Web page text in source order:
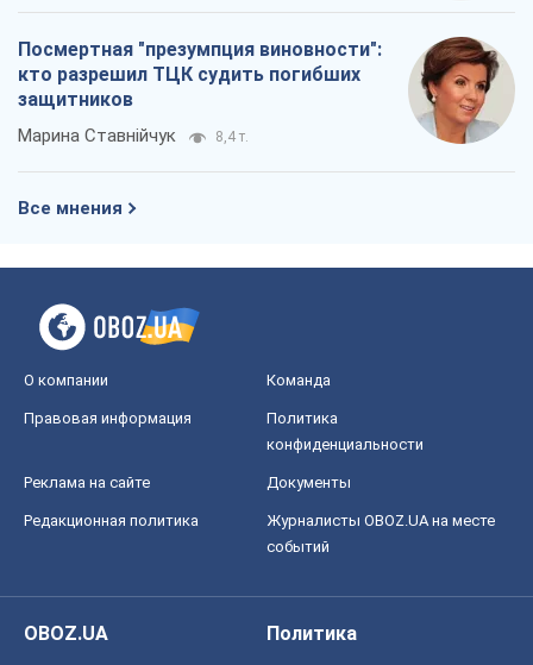
Посмертная "презумпция виновности":
кто разрешил ТЦК судить погибших
защитников
Марина Ставнійчук 8,4 т.
Все мнения
О компании Команда
Правовая информация
Политика
конфиденциальности
Реклама на сайте Документы
Редакционная политика
Журналисты OBOZ.UA на месте
событий
OBOZ.UA
Политика